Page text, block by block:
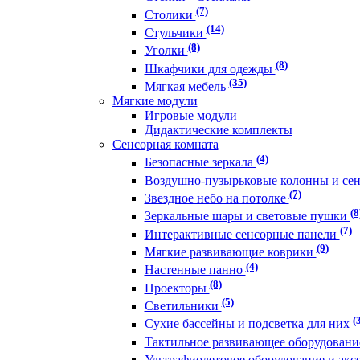
Столики(7)
Стульчики(14)
Уголки(8)
Шкафчики для одежды(8)
Мягкая мебель(35)
Мягкие модули
Игровые модули
Дидактические комплекты
Сенсорная комната
Безопасные зеркала(4)
Воздушно-пузырьковые колонны и
Звездное небо на потолке(7)
Зеркальные шары и световые пушки
Интерактивные сенсорные панели(7)
Мягкие развивающие коврики(9)
Настенные панно(4)
Проекторы(8)
Светильники(5)
Сухие бассейны и подсветка для них
Тактильное развивающее